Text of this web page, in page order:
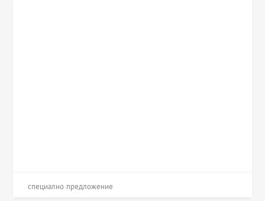
специално предложение